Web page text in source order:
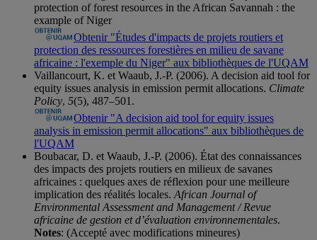
protection of forest resources in the African Savannah : the
example of Niger
Obtenir "Études d'impacts de projets routiers et
protection des ressources forestières en milieu de savane
africaine : l'exemple du Niger" aux bibliothèques de l'UQAM
Vaillancourt, K. et Waaub, J.-P. (2006). A decision aid tool for
equity issues analysis in emission permit allocations. Climate
Policy, 5(5), 487–501.
Obtenir "A decision aid tool for equity issues
analysis in emission permit allocations" aux bibliothèques de
l'UQAM
Boubacar, D. et Waaub, J.-P. (2006). État des connaissances
des impacts des projets routiers en milieux de savanes
africaines : quelques axes de réflexion pour une meilleure
implication des réalités locales. African Journal of
Environmental Assessment and Management / Revue
africaine de gestion et d’évaluation environnementales.
Notes: (Accepté avec modifications mineures)